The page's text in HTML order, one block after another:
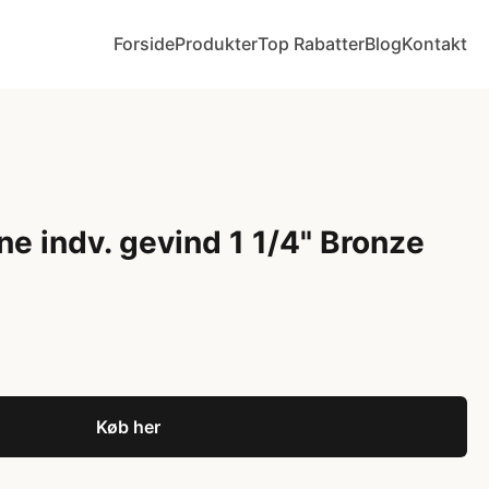
ForsideProdukterTop RabatterBlogKontakt
indv. gevind 1 1/4" Bronze
Køb her